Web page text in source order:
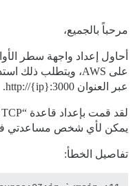
مرحباً بالجميع،
عبر العنوان http://{ip}:3000.
يمكن لأي شخص مساعدتي
تفاصيل الخطأ: